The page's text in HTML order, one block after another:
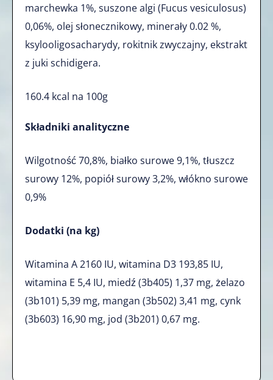
marchewka 1%, suszone algi (Fucus vesiculosus)
0,06%, olej słonecznikowy, minerały 0.02 %,
ksylooligosacharydy, rokitnik zwyczajny, ekstrakt
z juki schidigera.
160.4 kcal na 100g
Składniki analityczne
Wilgotność 70,8%, białko surowe 9,1%, tłuszcz
surowy 12%, popiół surowy 3,2%, włókno surowe
0,9%
Dodatki (na kg)
Witamina A 2160 IU, witamina D3 193,85 IU,
witamina E 5,4 IU, miedź (3b405) 1,37 mg, żelazo
(3b101) 5,39 mg, mangan (3b502) 3,41 mg, cynk
(3b603) 16,90 mg, jod (3b201) 0,67 mg.